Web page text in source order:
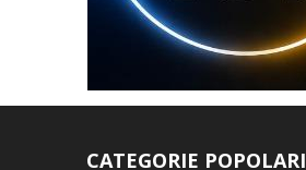
CATEGORIE POPOLARI